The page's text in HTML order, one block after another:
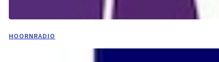
HOORNRADIO